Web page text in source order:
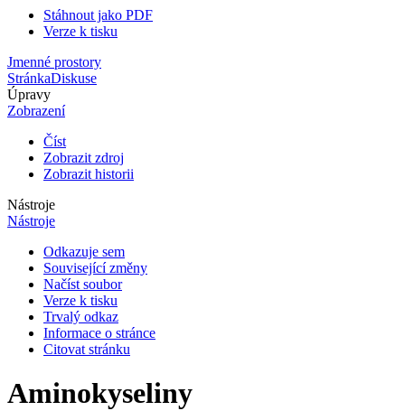
Stáhnout jako PDF
Verze k tisku
Jmenné prostory
StránkaDiskuse
Úpravy
Zobrazení
Číst
Zobrazit zdroj
Zobrazit historii
Nástroje
Nástroje
Odkazuje sem
Související změny
Načíst soubor
Verze k tisku
Trvalý odkaz
Informace o stránce
Citovat stránku
Aminokyseliny